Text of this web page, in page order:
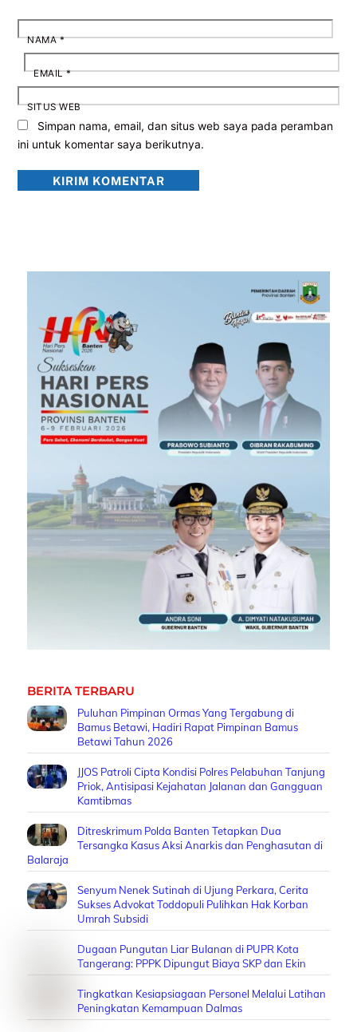
NAMA*
EMAIL*
SITUS WEB
Simpan nama, email, dan situs web saya pada peramban
ini untuk komentar saya berikutnya.
BERITA TERBARU
Puluhan Pimpinan Ormas Yang Tergabung di
Bamus Betawi, Hadiri Rapat Pimpinan Bamus
Betawi Tahun 2026
JJOS Patroli Cipta Kondisi Polres Pelabuhan Tanjung
Priok, Antisipasi Kejahatan Jalanan dan Gangguan
Kamtibmas
Ditreskrimum Polda Banten Tetapkan Dua
Tersangka Kasus Aksi Anarkis dan Penghasutan di
Balaraja
Senyum Nenek Sutinah di Ujung Perkara, Cerita
Sukses Advokat Toddopuli Pulihkan Hak Korban
Umrah Subsidi
Dugaan Pungutan Liar Bulanan di PUPR Kota
Tangerang: PPPK Dipungut Biaya SKP dan Ekin
Tingkatkan Kesiapsiagaan Personel Melalui Latihan
Peningkatan Kemampuan Dalmas